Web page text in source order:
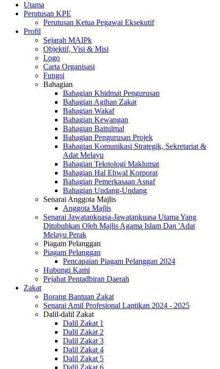
Utama
Perutusan KPE
Perutusan Ketua Pegawai Eksekutif
Profil
Sejarah MAIPk
Objektif, Visi & Misi
Logo
Carta Organisasi
Fungsi
Bahagian
Bahagian Khidmat Pengurusan
Bahagian Agihan Zakat
Bahagian Wakaf
Bahagian Kewangan
Bahagian Baitulmal
Bahagian Pengurusan Projek
Bahagian Komunikasi Strategik, Sekretariat &
Adat Melayu
Bahagian Teknologi Maklumat
Bahagian Hal Ehwal Korporat
Bahagian Pemerkasaan Asnaf
Bahagian Undang-Undang
Senarai Anggota Majlis
Anggota Majlis
Senarai Jawatankuasa-Jawatankuasa Utama Yang
Ditubuhkan Oleh Majlis Agama Islam Dan 'Adat
Melayu Perak
Piagam Pelanggan
Piagam Pelanggan
Pencapaian Piagam Pelanggan 2024
Hubungi Kami
Pejabat Pentadbiran Daerah
Zakat
Borang Bantuan Zakat
Senarai Amil Profesional Lantikan 2024 - 2025
Dalil-dalil Zakat
Dalil Zakat 1
Dalil Zakat 2
Dalil Zakat 3
Dalil Zakat 4
Dalil Zakat 5